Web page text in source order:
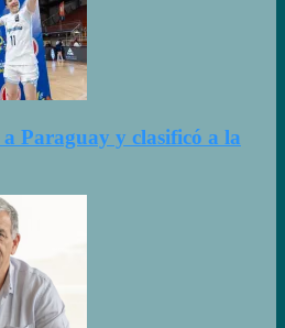
Paraguay y clasificó a la